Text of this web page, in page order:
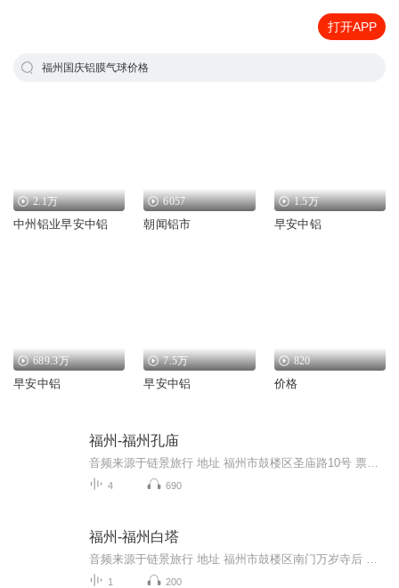
打开APP
福州国庆铝膜气球价格
2.1万
中州铝业早安中铝
6057
朝闻铝市
1.5万
早安中铝
689.3万
早安中铝
7.5万
早安中铝
820
价格
福州-福州孔庙
4 690
福州-福州白塔
1 200